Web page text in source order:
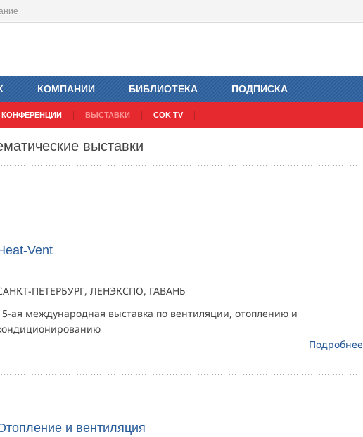
ВЫСТАВКИ COK TV
КОМПАНИИ БИБЛИОТЕКА ПОДПИСКА
выставки
Vent
ПЕТЕРБУРГ, ЛЕНЭКСПО, ГАВАНЬ
ая международная выставка по вентиляции, отоплению и
Подробнее
и вентиляция